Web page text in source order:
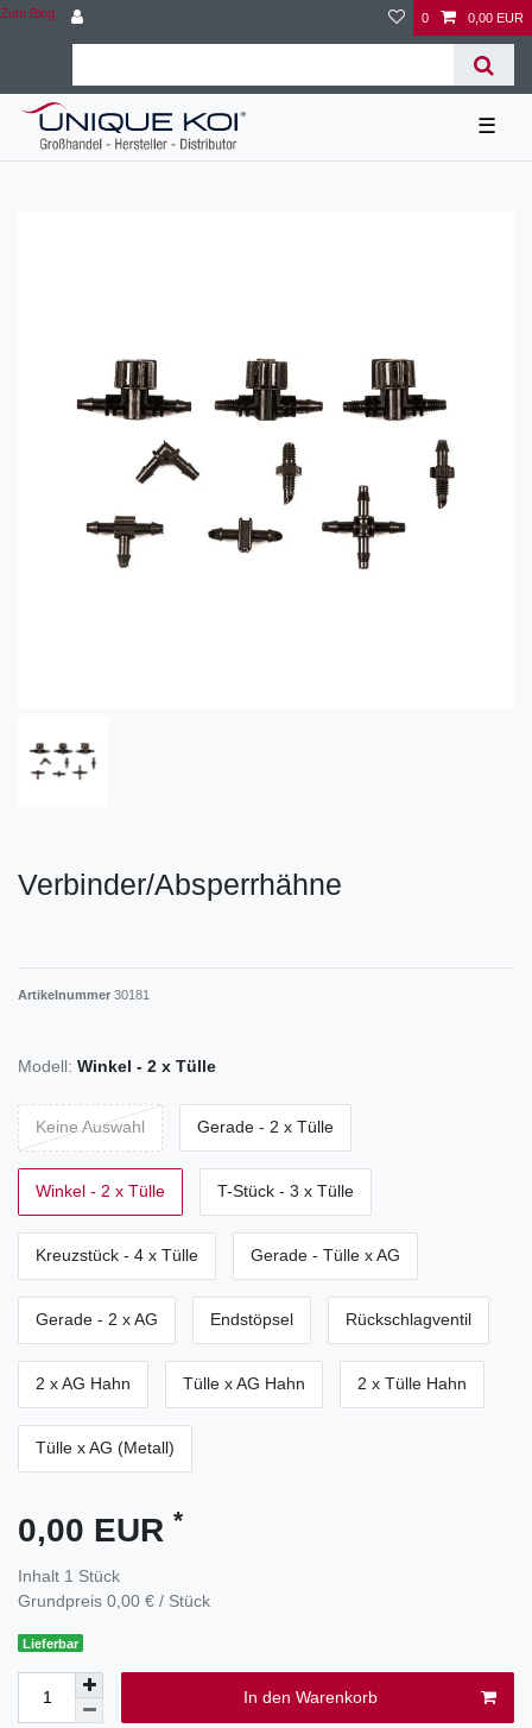
Zum Blog 0 0,00 EUR
☰
Verbinder/Absperrhähne
Artikelnummer 30181
Modell: Winkel - 2 x Tülle
Keine Auswahl Gerade - 2 x Tülle
Winkel - 2 x Tülle T-Stück - 3 x Tülle
Kreuzstück - 4 x Tülle Gerade - Tülle x AG
Gerade - 2 x AG Endstöpsel Rückschlagventil
2 x AG Hahn Tülle x AG Hahn 2 x Tülle Hahn
Tülle x AG (Metall)
0,00 EUR *
Inhalt 1 Stück
Grundpreis 0,00 € / Stück
Lieferbar
In den Warenkorb